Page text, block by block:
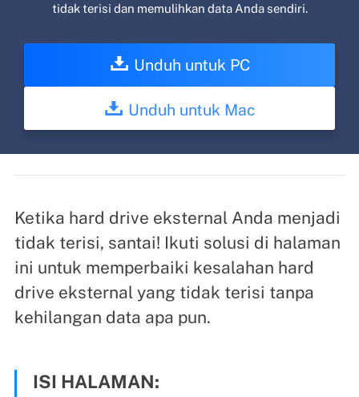
tidak terisi dan memulihkan data Anda sendiri.
Unduh untuk PC
Unduh untuk Mac
Ketika hard drive eksternal Anda menjadi
tidak terisi, santai! Ikuti solusi di halaman
ini untuk memperbaiki kesalahan hard
drive eksternal yang tidak terisi tanpa
kehilangan data apa pun.
ISI HALAMAN: